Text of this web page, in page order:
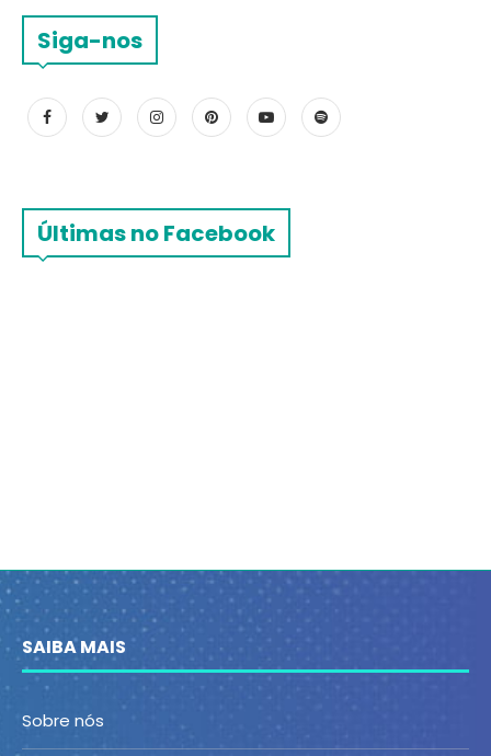
Siga-nos
Últimas no Facebook
SAIBA MAIS
Sobre nós